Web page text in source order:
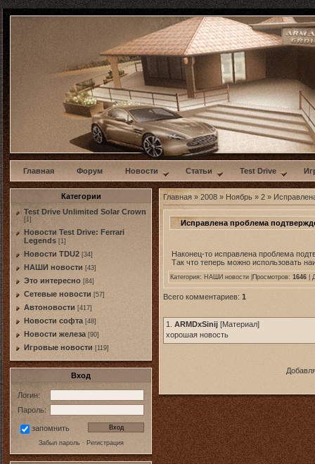
w
Главная Форум Новости Статьи Test Drive
Категории
Test Drive Unlimited Solar Crown
[1]
Новости Test Drive: Ferrari
Legends [1]
Новости TDU2 [34]
НАШИ новости [43]
Это интересно [84]
Сетевые новости [57]
Автоновости [417]
Новости софта [48]
Новоcти железа [90]
Игровые новости [119]
Вход
Логин:
Пароль:
запомнить
Забыл пароль· Регистрация
Главная » 2008 » Ноябрь » 2 »
Исправлена проблема
Наконец-то исправлена проблема
Так что теперь можно использовать
Категория: НАШИ новости |Просмотров: 1646 |
Всего комментариев: 1
1. ARMDxSinij [Материал]
хорошая новость